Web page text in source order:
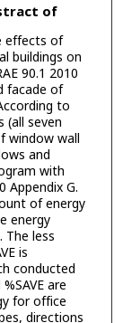
of
effects of
buildings on
90.1 2010
facade of
to
(all seven
window wall
and
with
Appendix G.
of energy
energy
The less
is
conducted
are
for office
directions